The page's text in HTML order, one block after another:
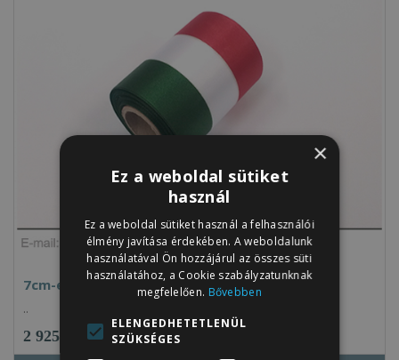
7cm-es nemzeti szalag 10m / tekercs
..
2 925Ft
×
Ez a weboldal sütiket
használ
Ez a weboldal sütiket használ a felhasználói
élmény javítása érdekében. A weboldalunk
használatával Ön hozzájárul az összes süti
használatához, a Cookie szabályzatunknak
megfelelően. Bővebben
ELENGEDHETETLENÜL
SZÜKSÉGES